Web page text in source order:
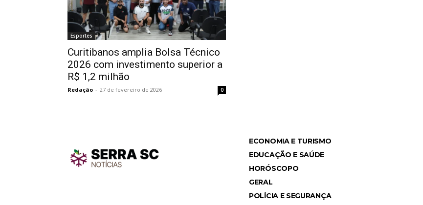
Esportes
Curitibanos amplia Bolsa Técnico
2026 com investimento superior a
R$ 1,2 milhão
Redação - 27 de fevereiro de 2026 0
ECONOMIA E TURISMO
EDUCAÇÃO E SAÚDE
HORÓSCOPO
GERAL
POLÍCIA E SEGURANÇA